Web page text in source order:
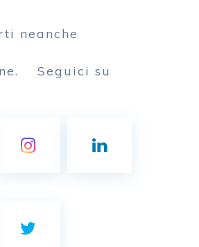
neanche
Seguici su